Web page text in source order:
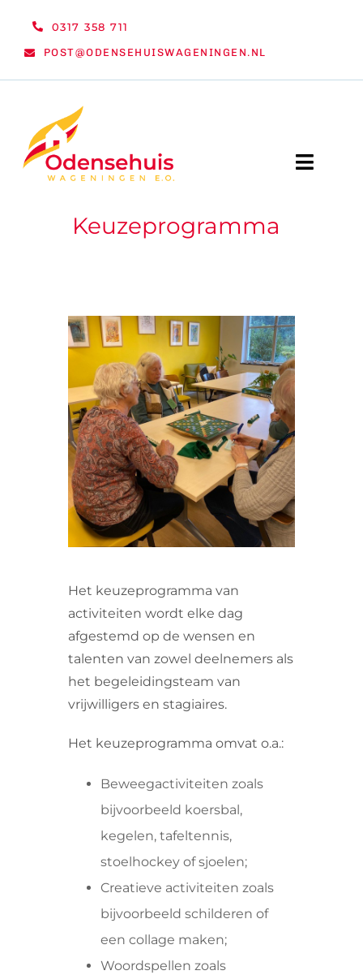
0317 358 711
POST@ODENSEHUISWAGENINGEN.NL
Toggle
WELKOM
VRIJWILLIGERS & STAGIAIRES
CONTACT
Keuzeprogramma
Het keuzeprogramma van
activiteiten wordt elke dag
afgestemd op de wensen en
talenten van zowel deelnemers als
het begeleidingsteam van
vrijwilligers en stagiaires.
Het keuzeprogramma omvat o.a.:
Beweegactiviteiten zoals
bijvoorbeeld koersbal,
kegelen, tafeltennis,
stoelhockey of sjoelen;
Creatieve activiteiten zoals
bijvoorbeeld schilderen of
een collage maken;
Woordspellen zoals